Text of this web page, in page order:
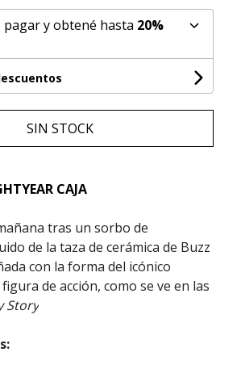
pagar y obtené hasta 20%
SIN STOCK
CAJA
tras un sorbo de
de la taza de cerámica de Buzz
con la forma del icónico
de acción, como se ve en las
Story